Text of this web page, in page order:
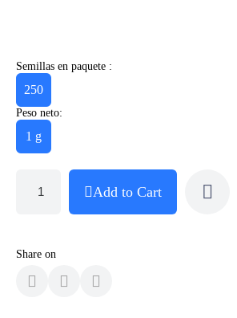
Semillas en paquete :
250
Peso neto:
1 g
Add to Cart
Share on